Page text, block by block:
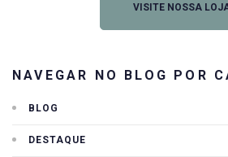
VISITE NOSSA
NAVEGAR NO BLOG POR
BLOG
DESTAQUE